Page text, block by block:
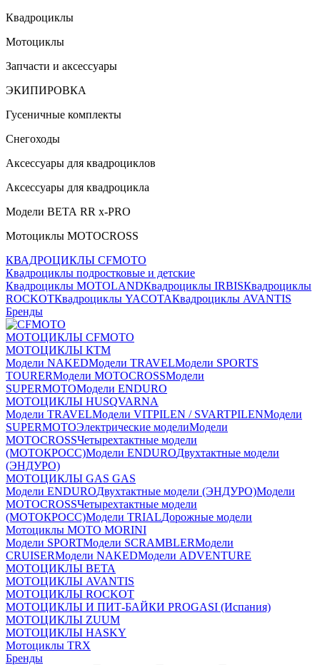
Квадроциклы
Мотоциклы
Запчасти и аксессуары
ЭКИПИРОВКА
Гусеничные комплекты
Снегоходы
Аксессуары для квадроциклов
Аксессуары для квадроцикла
Модели ВЕТА RR x-PRO
Мотоциклы MOTOCROSS
КВАДРОЦИКЛЫ CFMOTO
Квадроциклы подростковые и детские
Квадроциклы MOTOLANDКвадроциклы IRBISКвадроциклы
ROCKOTКвадроциклы YACOTAКвадроциклы AVANTIS
Бренды
МОТОЦИКЛЫ CFMOTO
МОТОЦИКЛЫ КТМ
Модели NAKEDМодели TRAVELМодели SPORTS
TOURERМодели MOTOCROSSМодели
SUPERMOTOМодели ENDURO
МОТОЦИКЛЫ HUSQVARNA
Модели TRAVELМодели VITPILEN / SVARTPILENМодели
SUPERMOTOЭлектрические моделиМодели
MOTOCROSSЧетырехтактные модели
(МОТОКРОСС)Модели ENDUROДвухтактные модели
(ЭНДУРО)
МОТОЦИКЛЫ GAS GAS
Модели ENDUROДвухтактные модели (ЭНДУРО)Модели
MOTOCROSSЧетырехтактные модели
(МОТОКРОСС)Модели TRIALДорожные модели
Мотоциклы MOTO MORINI
Модели SPORTМодели SCRAMBLERМодели
CRUISERМодели NAKEDМодели ADVENTURE
МОТОЦИКЛЫ BETA
МОТОЦИКЛЫ AVANTIS
МОТОЦИКЛЫ ROCKOT
МОТОЦИКЛЫ И ПИТ-БАЙКИ PROGASI (Испания)
МОТОЦИКЛЫ ZUUM
МОТОЦИКЛЫ HASKY
Мотоциклы TRX
Бренды